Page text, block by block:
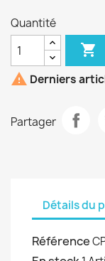
Quantité

 Derniers
Partager
Détails du
Référence